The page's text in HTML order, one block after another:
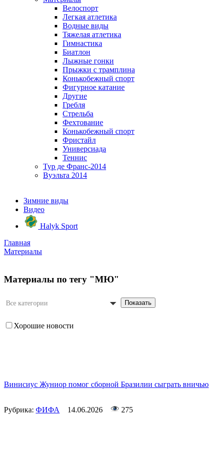
Велоспорт
Легкая атлетика
Водные виды
Тяжелая атлетика
Гимнастика
Биатлон
Лыжные гонки
Прыжки с трамплина
Конькобежный спорт
Фигурное катание
Другие
Гребля
Стрельба
Фехтование
Конькобежный спорт
Фристайл
Универсиада
Теннис
Тур де Франс-2014
Вуэльта 2014
Зимние виды
Видео
Halyk Sport
Главная
Материалы
Материалы по тегу "МЮ"
Все категории Показать
Хорошие новости
Винисиус Жуниор помог сборной Бразилии сыграть вничью
Рубрика: ФИФА 14.06.2026 275